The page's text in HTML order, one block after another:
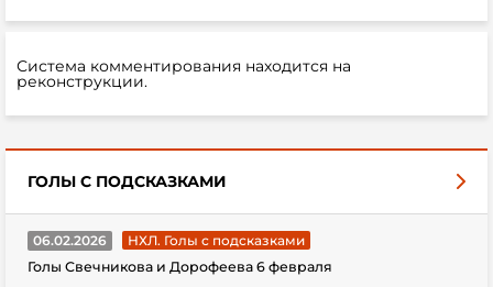
Система комментирования находится на
реконструкции.
ГОЛЫ С ПОДСКАЗКАМИ
06.02.2026
НХЛ. Голы с подсказками
Голы Свечникова и Дорофеева 6 февраля